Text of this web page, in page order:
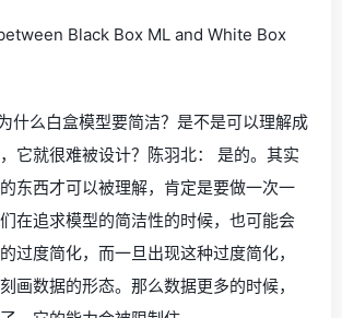
Black Box ML and White Box
什么白盒模型要简洁？是不是可以理解成
它就很难被设计？陈羽北： 是的。其实
东西才可以被理解，肯定是要做一次一
在追求模型的简洁性的时候，也可能会
过度简化，而一旦出现这种过度简化，
画数据的形态。那么数据更多的时候，